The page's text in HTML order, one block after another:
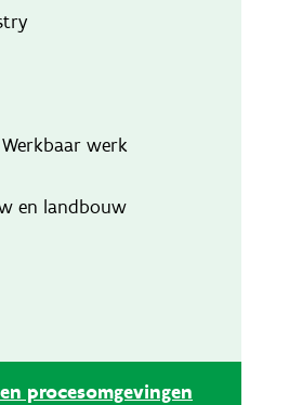
werk
en landbouw
procesomgevingen